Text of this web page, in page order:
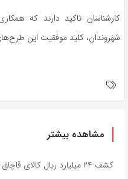
کارشناسان تاکید دارند که
شهروندان، کلید موفقیت این
مشاهده بیشتر
کشف ۲۴ میلیارد ریال کالای قاچاق در هرمزگان